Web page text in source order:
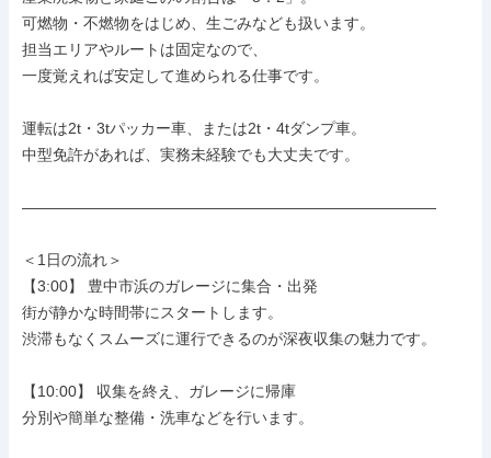
可燃物・不燃物をはじめ、生ごみなども扱います。
担当エリアやルートは固定なので、
一度覚えれば安定して進められる仕事です。
運転は2t・3tパッカー車、または2t・4tダンプ車。
中型免許があれば、実務未経験でも大丈夫です。
―――――――――――――――――――――――――――
＜1日の流れ＞
【3:00】 豊中市浜のガレージに集合・出発
街が静かな時間帯にスタートします。
渋滞もなくスムーズに運行できるのが深夜収集の魅力です。
【10:00】 収集を終え、ガレージに帰庫
分別や簡単な整備・洗車などを行います。